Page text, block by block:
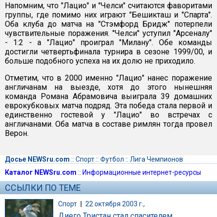
Напомним, что "Лацио" и "Челси" считаются фаворитами
группы, где помимо них играют "Бешикташ и "Спарта".
Оба клуба до матча на "Стэмфорд Бридж" потерпели
чувствительные поражения. "Челси" уступил "Арсеналу"
- 1:2 - а "Лацио" проиграл "Милану". Обе команды
достигли четвертьфинала турнира в сезоне 1999/00, и
больше подобного успеха на их долю не приходило.
Отметим, что в 2000 именно "Лацио" нанес поражение
англичанам на выезде, хотя до этого нынешняя
команда Романа Абрамовича выиграла 39 домашних
еврокубковых матча подряд. Эта победа стала первой и
единственно гостевой у "Лацио" во встречах с
англичанами. Оба матча в составе римлян тогда провел
Верон.
Досье NEWSru.com :: Спорт:: Футбол :: Лига Чемпионов
Каталог NEWSru.com :: Информационные интернет-ресурсы
ССЫЛКИ ПО ТЕМЕ
Спорт | 22 октября 2003 г.,